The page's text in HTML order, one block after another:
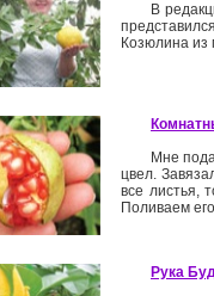
В
Козюлина из
Мне
цвел.
все листья,
Поливаем
Рука